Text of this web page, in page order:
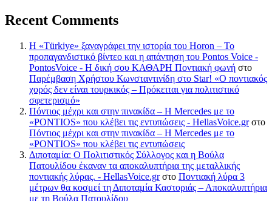
Recent Comments
Η «Türkiye» ξαναγράφει την ιστορία του Horon – Το
προπαγανδιστικό βίντεο και η απάντηση του Pontos Voice -
PontosVoice - H δική σου ΚΑΘΑΡΗ Ποντιακή φωνή στο
Παρέμβαση Χρήστου Κωνσταντινίδη στο Star! «Ο ποντιακός
χορός δεν είναι τουρκικός – Πρόκειται για πολιτιστικό
σφετερισμό»
Πόντιος μέχρι και στην πινακίδα – Η Mercedes με το
«PONTIOS» που κλέβει τις εντυπώσεις - HellasVoice.grστο
Πόντιος μέχρι και στην πινακίδα – Η Mercedes με το
«PONTIOS» που κλέβει τις εντυπώσεις
Διποταμία: Ο Πολιτιστικός Σύλλογος και η Βούλα
Πατουλίδου έκαναν τα αποκαλυπτήρια της μεταλλικής
ποντιακής λύρας. - HellasVoice.grστο Ποντιακή λύρα 3
μέτρων θα κοσμεί τη Διποταμία Καστοριάς – Αποκαλυπτήρια
με τη Βούλα Πατουλίδου